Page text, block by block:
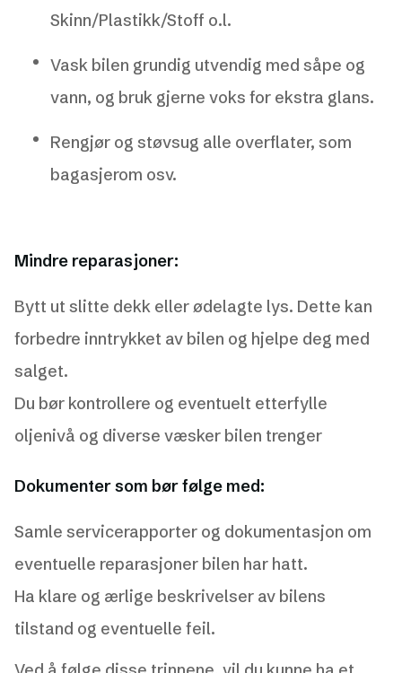
Skinn/Plastikk/Stoff o.l.
Vask bilen grundig utvendig med såpe og
vann, og bruk gjerne voks for ekstra glans.
Rengjør og støvsug alle overflater, som
bagasjerom osv.
Mindre reparasjoner:
Bytt ut slitte dekk eller ødelagte lys. Dette kan
forbedre inntrykket av bilen og hjelpe deg med
salget.
Du bør kontrollere og eventuelt etterfylle
oljenivå og diverse væsker bilen trenger
Dokumenter som bør følge med:
Samle servicerapporter og dokumentasjon om
eventuelle reparasjoner bilen har hatt.
Ha klare og ærlige beskrivelser av bilens
tilstand og eventuelle feil.